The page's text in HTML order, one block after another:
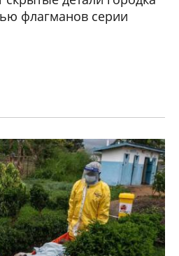
флагманов серии